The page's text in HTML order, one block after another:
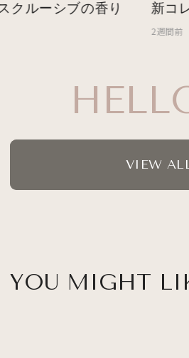
ルーシブの香り
新コ
2週間前
VIEW ALL
YOU MIGHT